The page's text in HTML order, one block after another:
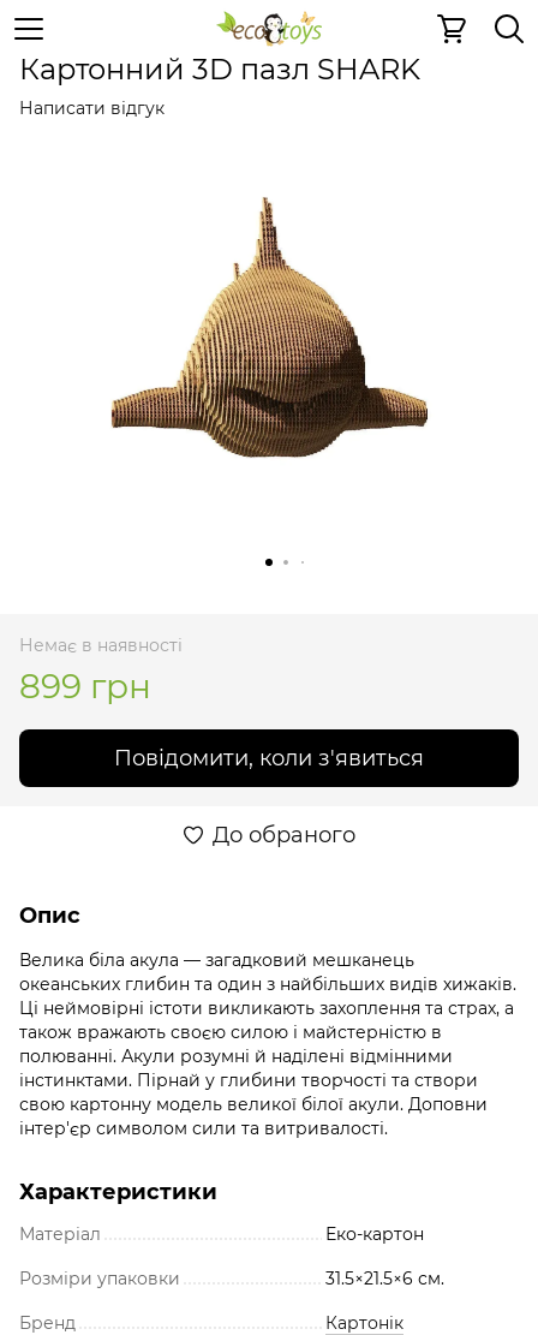
Картонні 3D-пазли Картонні 3D-пазли
Картонний 3D пазл SHARK
Написати відгук
Немає в наявності
899 грн
Повідомити, коли з'явиться
До обраного
Опис
Велика біла акула — загадковий мешканець
океанських глибин та один з найбільших видів хижаків.
Ці неймовірні істоти викликають захоплення та страх, а
також вражають своєю силою і майстерністю в
полюванні. Акули розумні й наділені відмінними
інстинктами. Пірнай у глибини творчості та створи
свою картонну модель великої білої акули. Доповни
інтер'єр символом сили та витривалості.
Характеристики
Матеріал Еко-картон
Розміри упаковки 31.5×21.5×6 см.
Бренд Картонік